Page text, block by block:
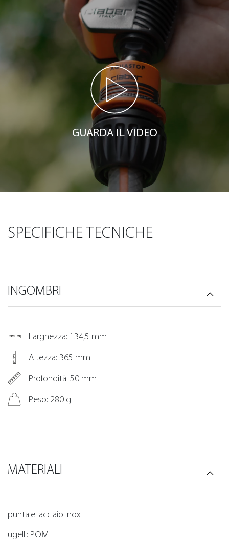
GUARDA IL VIDEO
SPECIFICHE TECNICHE
INGOMBRI
Larghezza: 134,5 mm
Altezza: 365 mm
Profondità: 50 mm
Peso: 280 g
MATERIALI
puntale: acciaio inox
ugelli: POM